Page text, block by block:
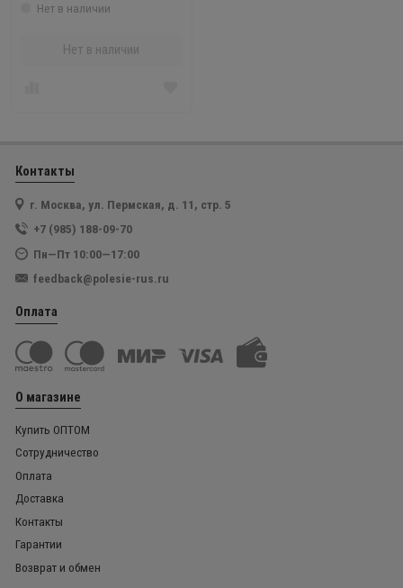
Нет в наличии
Нет в наличии
Контакты
г. Москва, ул. Пермская, д. 11, стр. 5
+7 (985) 188-09-70
Пн—Пт 10:00—17:00
feedback@polesie-rus.ru
Оплата
О магазине
Купить ОПТОМ
Сотрудничество
Оплата
Доставка
Контакты
Гарантии
Возврат и обмен